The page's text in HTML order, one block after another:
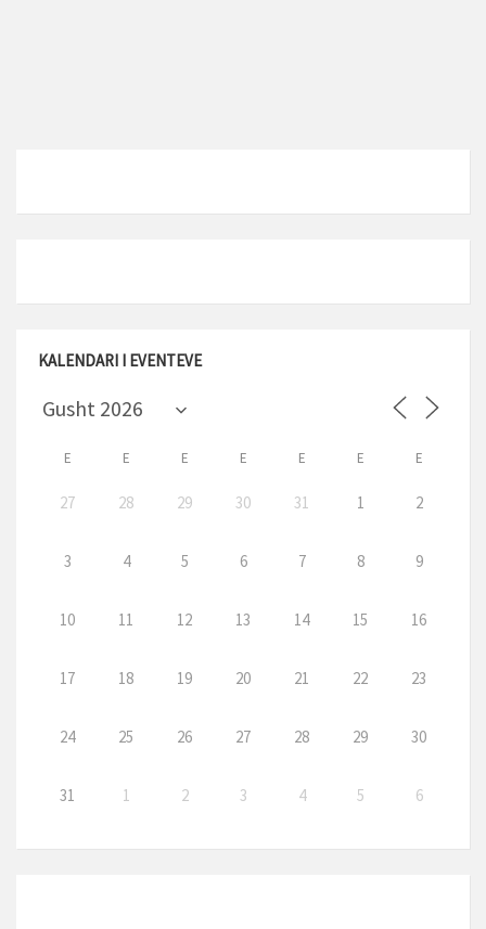
KALENDARI I EVENTEVE
E E E E E E E
27 28 29 30 31 1 2
3 4 5 6 7 8 9
10 11 12 13 14 15 16
17 18 19 20 21 22 23
24 25 26 27 28 29 30
31 1 2 3 4 5 6